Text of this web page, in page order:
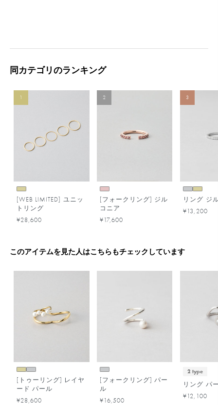
同カテゴリのランキング
1
[WEB LIMITED] ユニッ
トリング
¥28,600
2
[フォークリング] ジル
コニア
¥17,600
3
リング ジ
¥13,200
このアイテムを見た人はこちらもチェックしています
[トゥーリング] レイヤ
ード パール
¥28,600
[フォークリング] パー
ル
¥16,500
2 type
リング パ
¥12,100